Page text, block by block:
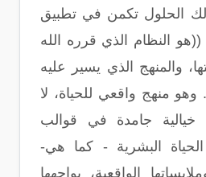
الحلول تكمن في تطبيق
((هو النظام الذي قرره الله
والمنهج الذي يسير عليه
وهو منهج واقعي للحياة، لا
خيالية جامدة في قوالب
البشرية - كما هي-
الواقعية، يواجهها